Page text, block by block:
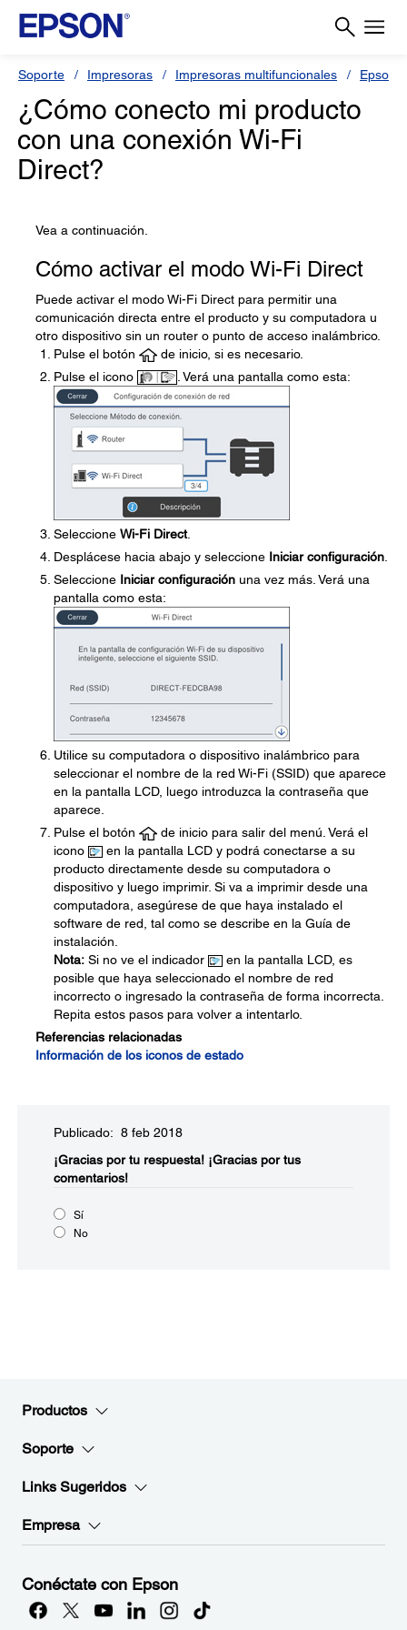
Soporte Impresoras Impresoras multifuncionales Epson
¿Cómo conecto mi producto
con una conexión Wi-Fi
Direct?
Vea a continuación.
Cómo activar el modo Wi-Fi Direct
Puede activar el modo Wi-Fi Direct para permitir una
comunicación directa entre el producto y su computadora u
otro dispositivo sin un router o punto de acceso inalámbrico.
Pulse el botón
de inicio, si es necesario.
Pulse el icono
. Verá una pantalla como esta:
Seleccione Wi-Fi Direct.
Desplácese hacia abajo y seleccione Iniciar configuración
Seleccione Iniciar configuración una vez más. Verá una
pantalla como esta:
Utilice su computadora o dispositivo inalámbrico para
seleccionar el nombre de la red Wi-Fi (SSID) que aparece
en la pantalla LCD, luego introduzca la contraseña que
aparece.
Pulse el botón
de inicio para salir del menú. Verá el
icono
en la pantalla LCD y podrá conectarse a su
producto directamente desde su computadora o
dispositivo y luego imprimir. Si va a imprimir desde una
computadora, asegúrese de que haya instalado el
software de red, tal como se describe en la Guía de
instalación.
Nota: Si no ve el indicador
en la pantalla LCD, es
posible que haya seleccionado el nombre de red
incorrecto o ingresado la contraseña de forma incorrecta.
Repita estos pasos para volver a intentarlo.
Referencias relacionadas
Información de los iconos de estado
Publicado: 8 feb 2018
¡Gracias por tu respuesta! ¡Gracias por tus
comentarios!
Sí
No
Productos
Soporte
Links Sugeridos
Empresa
Conéctate con Epson